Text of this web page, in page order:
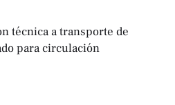
técnica a transporte de
para circulación